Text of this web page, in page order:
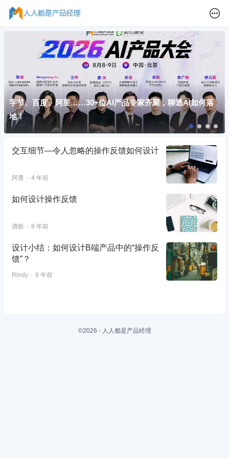
字节、百度、阿里……30+位AI产品专家齐聚，聊透AI如何落
地！
交互细节—令人忽略的操作反馈如何设计
阿青 4 年前
如何设计操作反馈
酒歌 8 年前
设计小结：如何设计B端产品中的“操作反
馈”？
Rindy 8 年前
©2026 - 人人都是产品经理